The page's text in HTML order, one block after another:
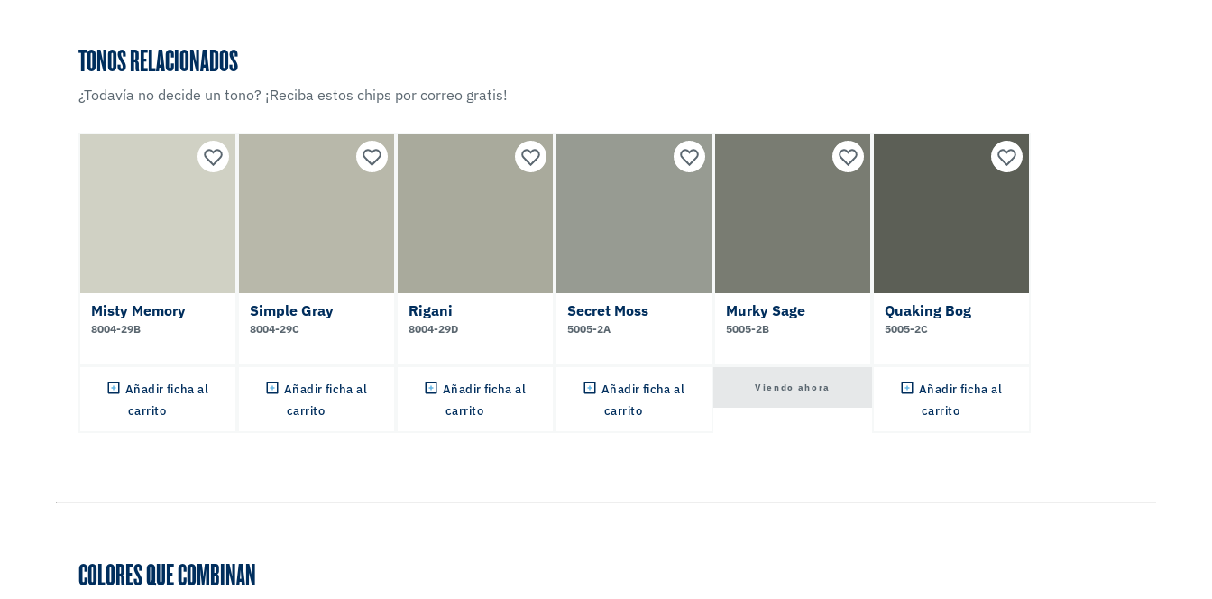
TONOS RELACIONADOS
¿Todavía no decide un tono? ¡Reciba estos chips por correo gratis!
Misty Memory
8004-29B
Añadir ficha al
carrito
Simple Gray
8004-29C
Añadir ficha al
carrito
Rigani
8004-29D
Añadir ficha al
carrito
Secret Moss
5005-2A
Añadir ficha al
carrito
Murky Sage
5005-2B
Viendo ahora
Quaking Bog
5005-2C
Añadir ficha al
carrito
COLORES QUE COMBINAN